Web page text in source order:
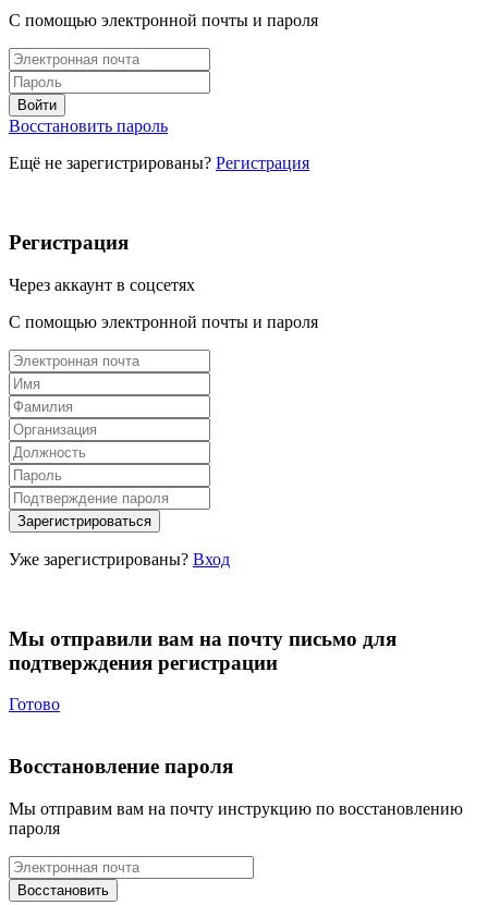
С помощью электронной почты и пароля
Восстановить пароль
Ещё не зарегистрированы? Регистрация
Регистрация
Через аккаунт в соцсетях
С помощью электронной почты и пароля
Уже зарегистрированы? Вход
Мы отправили вам на почту письмо для
подтверждения регистрации
Готово
Восстановление пароля
Мы отправим вам на почту инструкцию по восстановлению
пароля